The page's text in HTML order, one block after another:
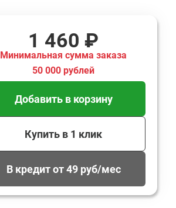
1 460 ₽
Минимальная сумма заказа
50 000 рублей
Добавить в корзину
Купить в 1 клик
В кредит от 49 руб/мес